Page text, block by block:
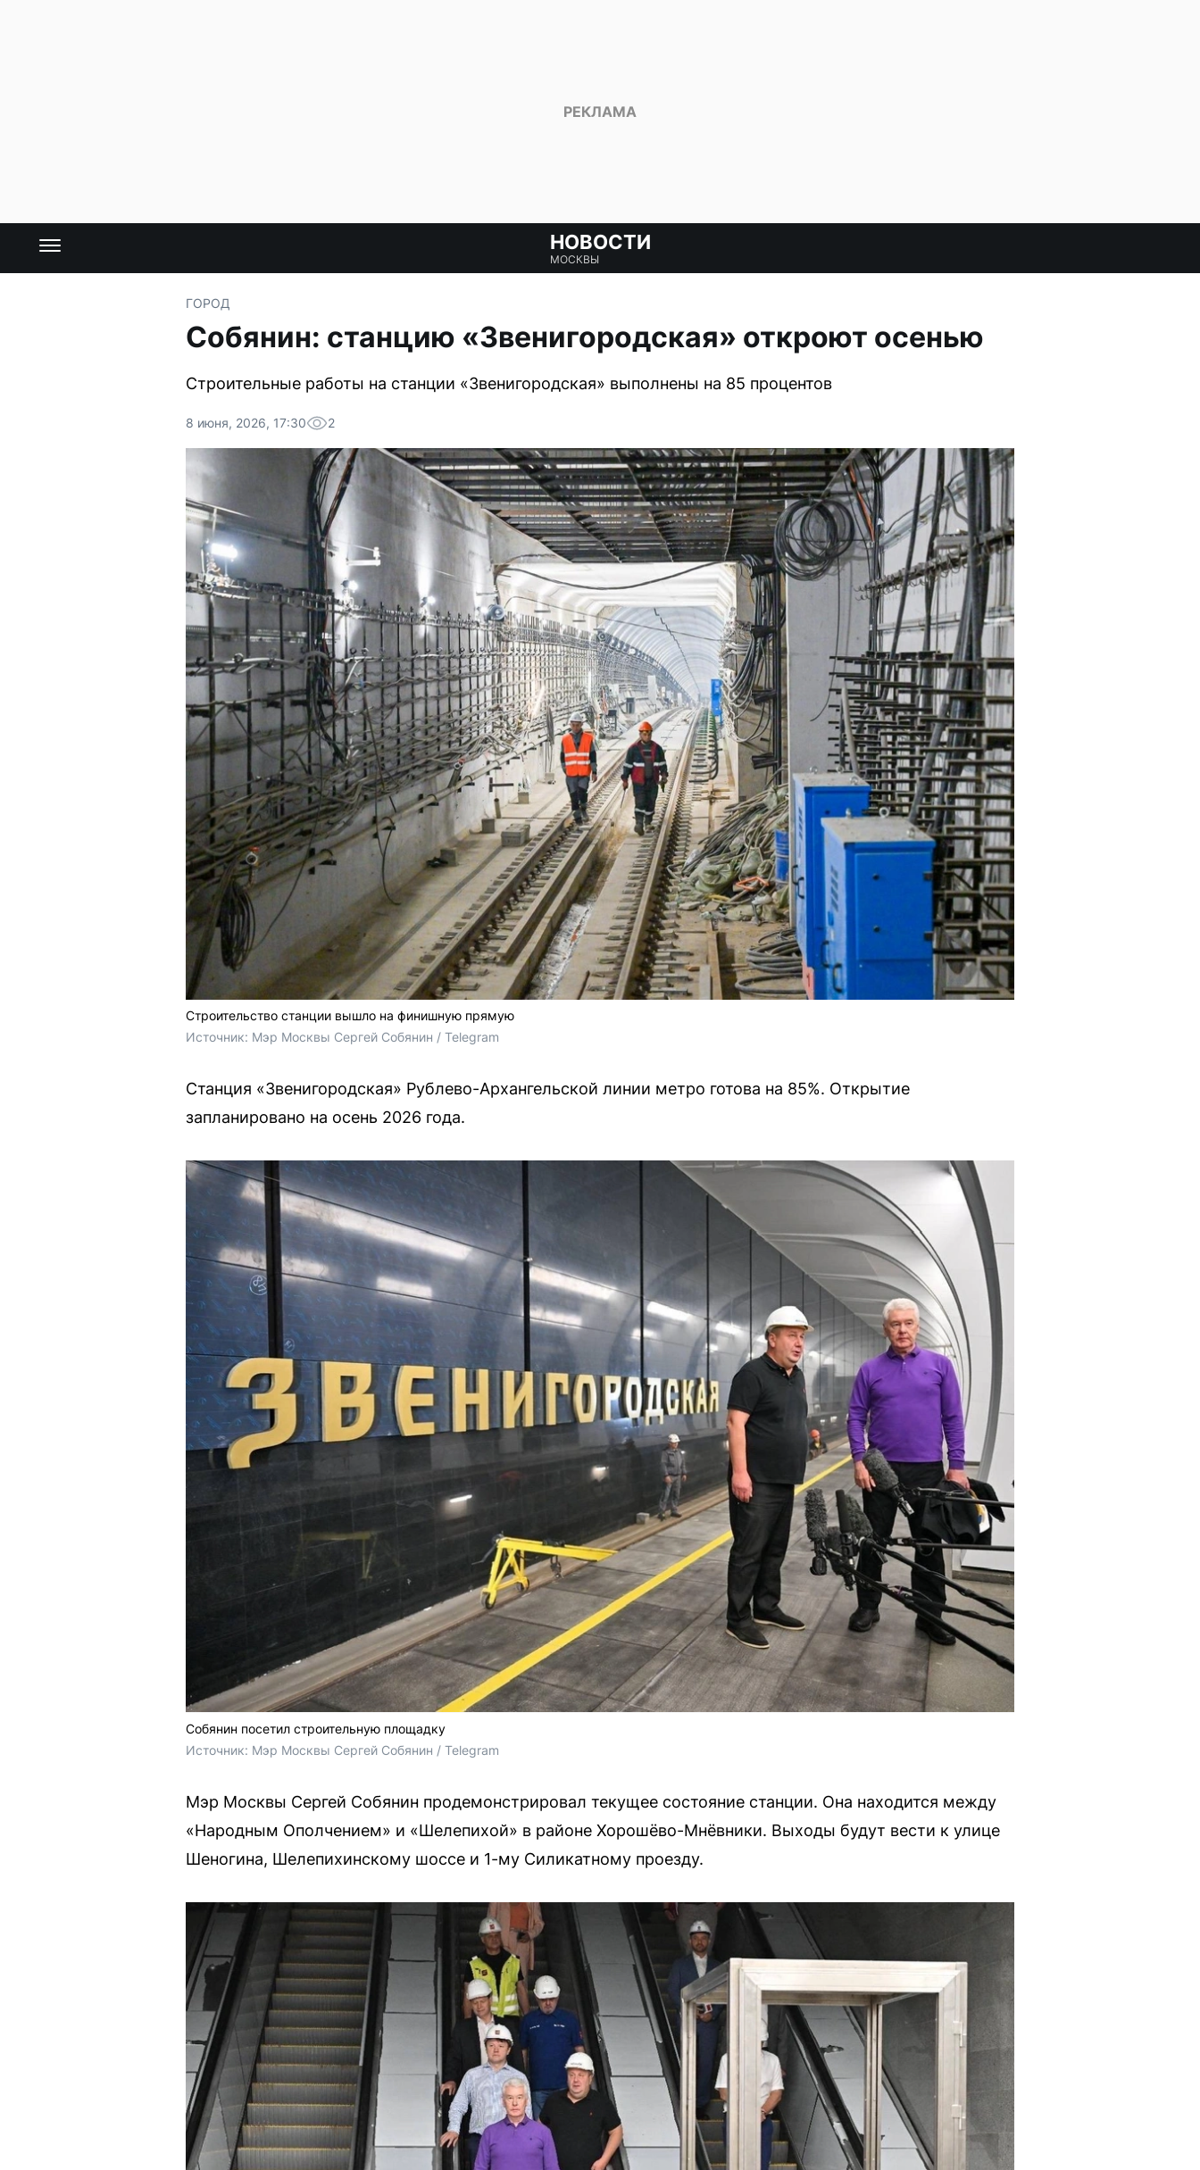
НОВОСТИ
МОСКВЫ
ГОРОД
Собянин: станцию «Звенигородская» откроют осенью
Строительные работы на станции «Звенигородская» выполнены на 85 процентов
8 июня, 2026, 17:30 2
Строительство станции вышло на финишную прямую
Источник: Мэр Москвы Сергей Собянин / Telegram
Станция «Звенигородская» Рублево-Архангельской линии метро готова на 85%. Открытие
запланировано на осень 2026 года.
Собянин посетил строительную площадку
Источник: Мэр Москвы Сергей Собянин / Telegram
Мэр Москвы Сергей Собянин продемонстрировал текущее состояние станции. Она находится между
«Народным Ополчением» и «Шелепихой» в районе Хорошёво-Мнёвники. Выходы будут вести к улице
Шеногина, Шелепихинскому шоссе и 1-му Силикатному проезду.